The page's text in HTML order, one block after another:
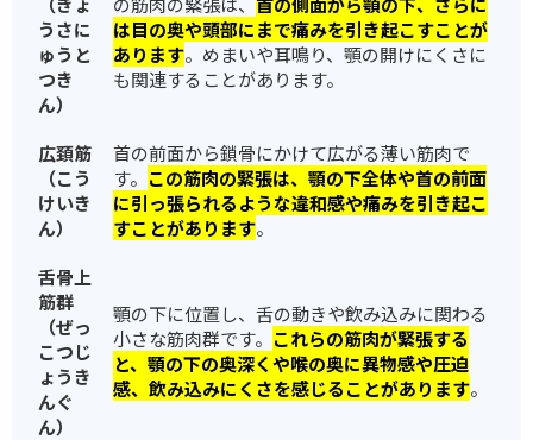
うさに
ゅうと
つき
ん）
は目の奥や頭部にまで痛みを引き起こすことが
あります。めまいや耳鳴り、顎の開けにくさに
も関連することがあります。
広頚筋
（こう
けいき
ん）
首の前面から鎖骨にかけて広がる薄い筋肉で
す。 この筋肉の緊張は、顎の下全体や首の前面
に引っ張られるような違和感や痛みを引き起こ
すことがあります。
舌骨上
筋群
（ぜっ
こつじ
ょうき
んぐ
ん）
顎の下に位置し、舌の動きや飲み込みに関わる
小さな筋肉群です。 これらの筋肉が緊張する
と、顎の下の奥深くや喉の奥に異物感や圧迫
感、飲み込みにくさを感じることがあります。